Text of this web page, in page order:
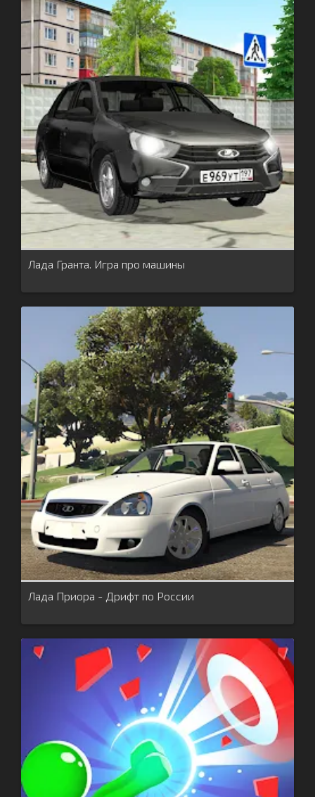
Лада Гранта. Игра про машины
Лада Приора - Дрифт по России